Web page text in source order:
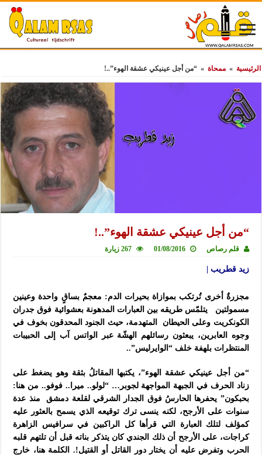
الرئيسية » ممحاة » “من أجل عينيكي عشقة الهوء”..!
“من أجل عينيكي عشقة الهوء”..!
قلم رصاص 01/08/2016 267 زيارة
زيد قطريب |
مجزرةٌ أخرى تُرتكب بموازاة بحيرات الدم: معجمٌ بساقٍ واحدة وعينين
مسمولتين يتلمّس طريقه بين العبارات المدهونة بعشوائية فوق جدران
الكونكريت وعلى الحيطان المتهدمة، حيث الجنود المحدقون بخوف في
وجوه العابرين، يبعثون رسائلهم الهشّة عبر الواتس آب إلى الحبيبات
المنتظرات بلهفة خلف “الوايرليس”..
“من أجل عينيكي عشقة الهوء”، يكتبها المقاتلُ بثقة وهو يضغط على
زناد الحرف في الجبهة المواجهة لجوبر… “لولو.. ميرا.. فوفو.. من هنا:
بحبكون” يحفرها الحارسُ فوق الجدار الشرقي لقلعة دمشق منذ عدة
سنوات على الأرجح، لكنه ينسى ترك توقيعه الذي يسمح بالعثور عليه
كمؤلف لتلك العبارة التي قرأها كل الراكبين في سرافيس الزاهرة
كراجات، على الأرجح أن ذلك الجندي كان يتذكر بناته قبل أن تلتهم قلبه
الحرب وتفرض عليه أن يختار دور القاتل أو القتيل!. الكلمة هنا، خارج